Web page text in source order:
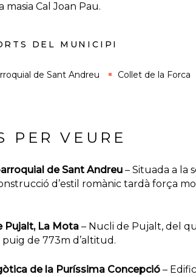
masia Cal Joan Pau.
DEL MUNICIPI
de Sant Andreu Collet de la Forca
PER VEURE
de Sant Andreu – Situada a la
d’estil romànic tardà força
Pujalt, La Mota – Nucli de Pujalt, del
de 773m d’altitud.
de la Puríssima Concepció –